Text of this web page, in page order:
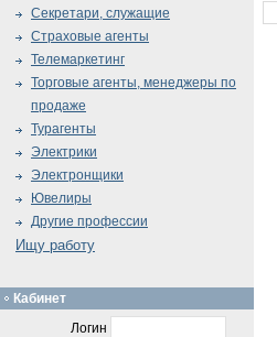
Секретари, служащие
Страховые агенты
Телемаркетинг
Торговые агенты, менеджеры по
продаже
Турагенты
Электрики
Электронщики
Ювелиры
Другие профессии
Ищу работу
Кабинет
Логин